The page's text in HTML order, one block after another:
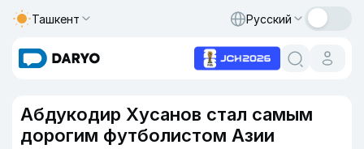
Ташкент Русский
Абдукодир Хусанов стал самым
дорогим футболистом Азии